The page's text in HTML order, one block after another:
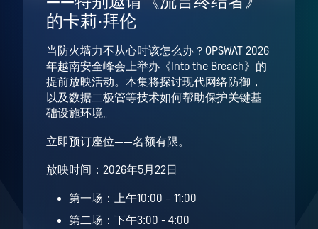
的卡莉·拜伦
当防火墙力不从心时该怎么办？OPSWAT 2026
年越南安全峰会上举办《Into the Breach》的
提前放映活动。本集将探讨现代网络防御，
以及数据二极管等技术如何帮助保护关键基
础设施环境。
立即预订座位——名额有限。
放映时间：2026年5月22日
第一场：上午10:00 – 11:00
第二场：下午3:00 - 4:00